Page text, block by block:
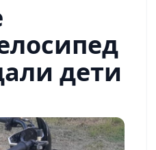
дети